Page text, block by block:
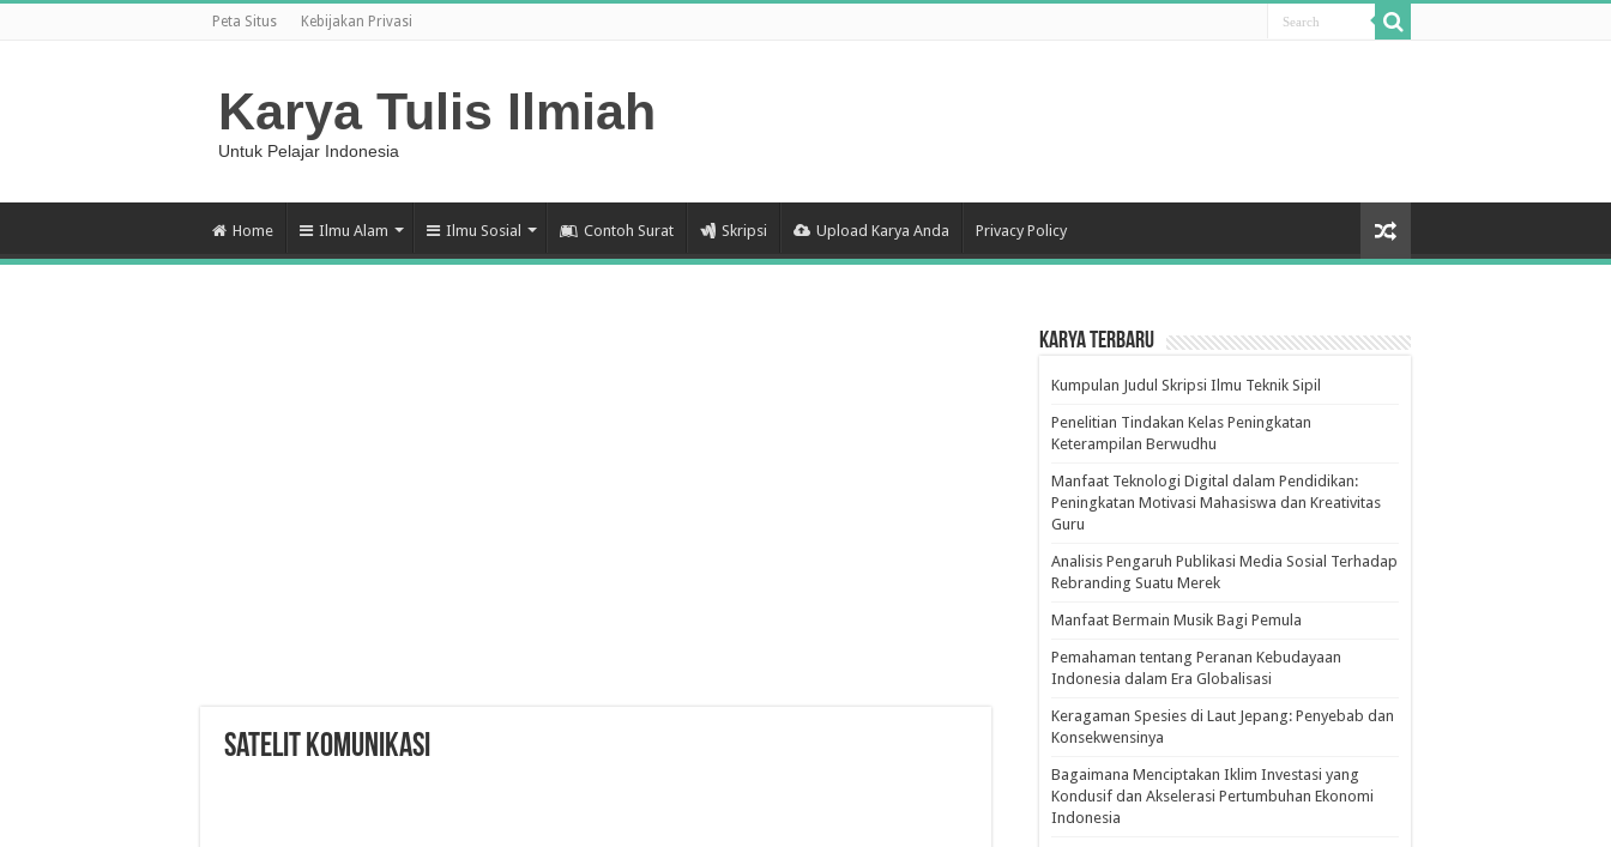
Peta Situs Kebijakan Privasi
Karya Tulis Ilmiah
Untuk Pelajar Indonesia
Home Ilmu Alam Ilmu Sosial Contoh Surat Skripsi Upload Karya Anda Privacy Policy
Satelit Komunikasi
Karya Terbaru
Kumpulan Judul Skripsi Ilmu Teknik Sipil
Penelitian Tindakan Kelas Peningkatan
Keterampilan Berwudhu
Manfaat Teknologi Digital dalam Pendidikan:
Peningkatan Motivasi Mahasiswa dan Kreativitas
Guru
Analisis Pengaruh Publikasi Media Sosial Terhadap
Rebranding Suatu Merek
Manfaat Bermain Musik Bagi Pemula
Pemahaman tentang Peranan Kebudayaan
Indonesia dalam Era Globalisasi
Keragaman Spesies di Laut Jepang: Penyebab dan
Konsekwensinya
Bagaimana Menciptakan Iklim Investasi yang
Kondusif dan Akselerasi Pertumbuhan Ekonomi
Indonesia